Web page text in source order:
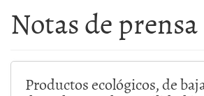
Notas de prensa
Productos ecológicos, de